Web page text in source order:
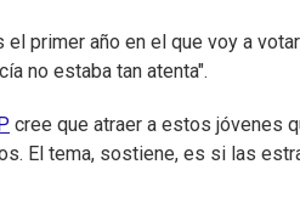
el primer año en el que voy a
no estaba tan atenta".
cree que atraer a estos jóvenes
El tema, sostiene, es si las